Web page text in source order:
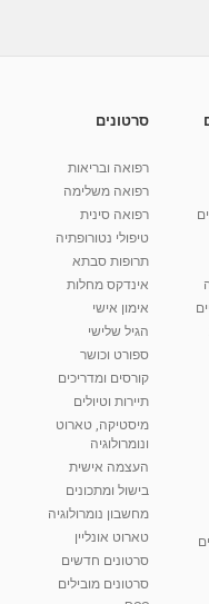
10:17
01:37
01:46
05:37
-
סרטונים
רפואה ובריאות
רפואה משלימה
רפואה סינית
טיפולי נטורופתיה
תרופות סבתא
אינדקס מחלות
אימון אישי
הגיל שלישי
ספורט וכושר
קורסים ומדריכים
תיירות וטיולים
מיסטיקה, טארוט
ונומרולוגיה
העצמה אישית
בישול ומתכונים
מחשבון נומרולוגיה
טארוט אונליין
סרטונים חדשים
סרטונים מובילים